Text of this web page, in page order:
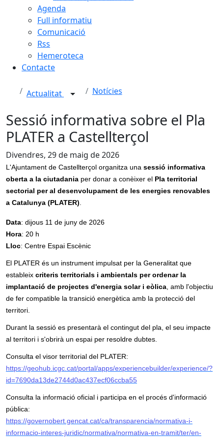
Agenda
Full informatiu
Comunicació
Rss
Hemeroteca
Contacte
Actualitat Notícies
Sessió informativa sobre el Pla
PLATER a Castellterçol
Divendres, 29 de maig de 2026
L'Ajuntament de Castellterçol organitza una sessió informativa
oberta a la ciutadania per donar a conèixer el Pla territorial
sectorial per al desenvolupament de les energies renovables
a Catalunya (PLATER)
Data: dijous 11 de juny de 2026
Hora: 20 h
Lloc: Centre Espai Escènic
El PLATER és un instrument impulsat per la Generalitat que
estableix criteris territorials i ambientals per ordenar la
implantació de projectes d'energia solar i eòlica , amb l'objectiu
de fer compatible la transició energètica amb la protecció del
territori.
Durant la sessió es presentarà el contingut del pla, el seu impacte
al territori i s'obrirà un espai per resoldre dubtes.
Consulta el visor territorial del PLATER:
https://geohub.icgc.cat/portal/apps/experiencebuilder/experience/?
id=7690da13de2744d0ac437ecf06ccba55
Consulta la informació oficial i participa en el procés d'informació
pública:
https://governobert.gencat.cat/ca/transparencia/normativa-i-
informacio-interes-juridic/normativa/normativa-en-tramit/ter/en-